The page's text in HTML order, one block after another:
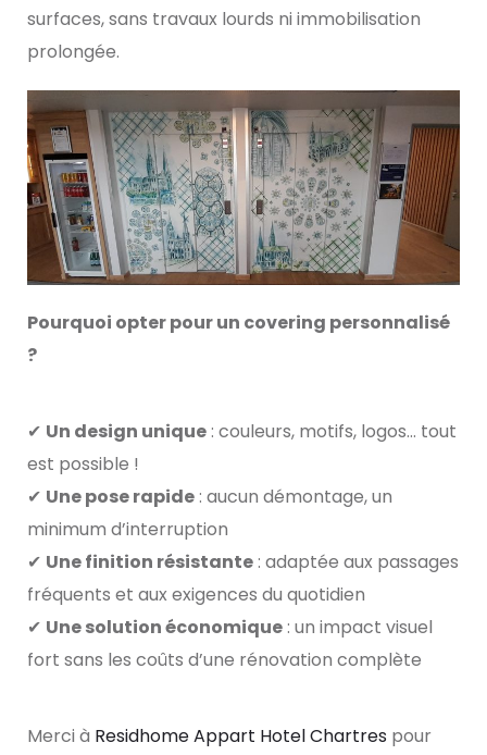
surfaces, sans travaux lourds ni immobilisation
prolongée.
Pourquoi opter pour un covering personnalisé
?
✔ Un design unique : couleurs, motifs, logos… tout
est possible !
✔ Une pose rapide : aucun démontage, un
minimum d’interruption
✔ Une finition résistante : adaptée aux passages
fréquents et aux exigences du quotidien
✔ Une solution économique : un impact visuel
fort sans les coûts d’une rénovation complète
Merci à Residhome Appart Hotel Chartres pour